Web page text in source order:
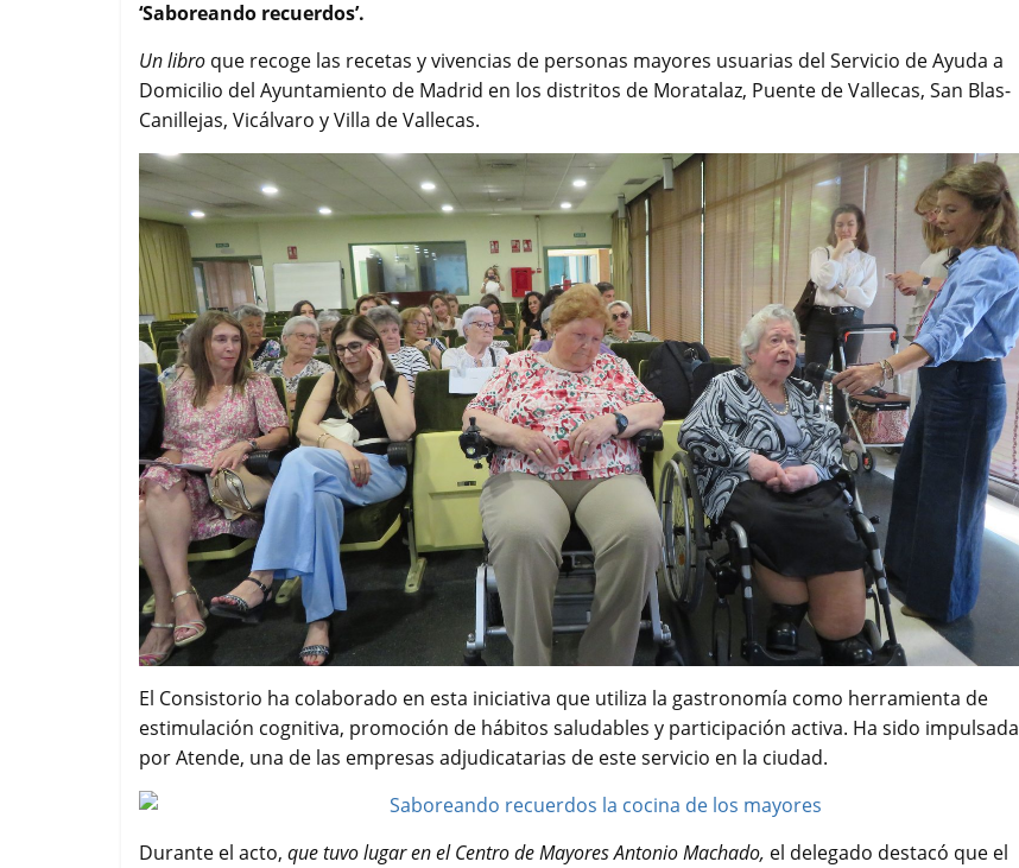
o
o
k
e
A
p
r
i
r
‘Saboreando recuerdos’.
Un libro que recoge las recetas y vivencias de personas mayores usuarias del Servicio de Ayuda a
Domicilio del Ayuntamiento de Madrid en los distritos de Moratalaz, Puente de Vallecas, San Blas-
Canillejas, Vicálvaro y Villa de Vallecas.
El Consistorio ha colaborado en esta iniciativa que utiliza la gastronomía como herramienta de
estimulación cognitiva, promoción de hábitos saludables y participación activa. Ha sido impulsada
por Atende, una de las empresas adjudicatarias de este servicio en la ciudad.
Durante el acto, que tuvo lugar en el Centro de Mayores Antonio Machado, el delegado destacó que el